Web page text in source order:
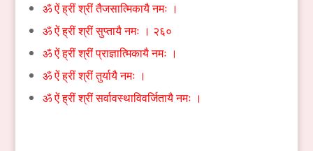
ॐ ऐं ह्रीं श्रीं तैजसात्मिकायै नमः ।
ॐ ऐं ह्रीं श्रीं सुप्तायै नमः । २६०
ॐ ऐं ह्रीं श्रीं प्राज्ञात्मिकायै नमः ।
ॐ ऐं ह्रीं श्रीं तुर्यायै नमः ।
ॐ ऐं ह्रीं श्रीं सर्वावस्थाविवर्जितायै नमः ।